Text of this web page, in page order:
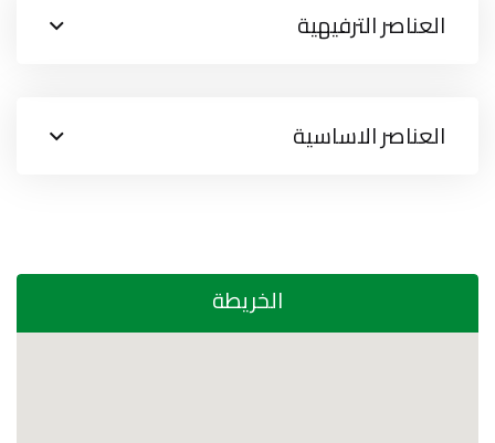
العناصر الترفيهية
العناصر الاساسية
الخريطة